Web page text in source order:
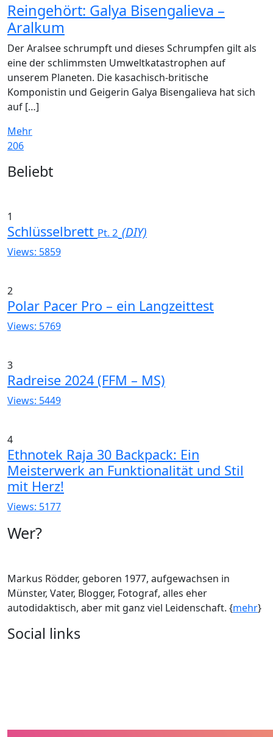
Reingehört: Galya Bisengalieva –
Aralkum
Der Aralsee schrumpft und dieses Schrumpfen gilt als
eine der schlimmsten Umweltkatastrophen auf
unserem Planeten. Die kasachisch-britische
Komponistin und Geigerin Galya Bisengalieva hat sich
auf […]
Mehr
206
Widgets
Beliebt
1
Schlüsselbrett Pt. 2 (DIY)
Views: 5859
2
Polar Pacer Pro – ein Langzeittest
Views: 5769
3
Radreise 2024 (FFM – MS)
Views: 5449
4
Ethnotek Raja 30 Backpack: Ein
Meisterwerk an Funktionalität und Stil
mit Herz!
Views: 5177
Wer?
Markus Rödder, geboren 1977, aufgewachsen in
Münster, Vater, Blogger, Fotograf, alles eher
autodidaktisch, aber mit ganz viel Leidenschaft. {mehr}
Social links